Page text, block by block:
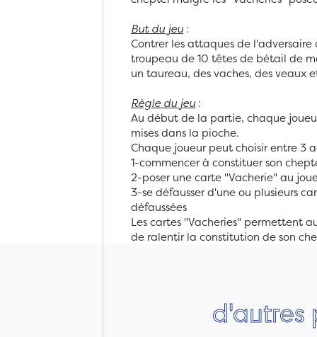
But du jeu :
Contrer les attaques de
troupeau de 10 têtes de bétail de
un taureau, des vaches, des veaux
Règle du jeu :
Au début de la partie, chaque
mises dans la pioche.
Chaque joueur peut choisir entre 3
1-commencer à constituer son
2-poser une carte "Vacherie" au
3-se défausser d'une ou plusieurs
défaussées
Les cartes "Vacheries" permettent
de ralentir la constitution de son
d'autres